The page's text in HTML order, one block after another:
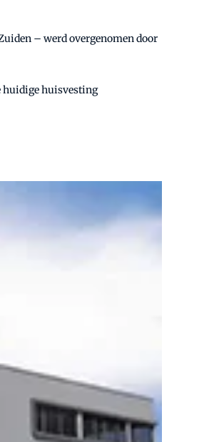
– werd overgenomen door
huidige huisvesting